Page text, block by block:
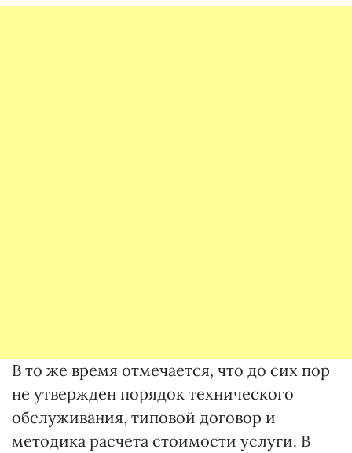
В то же время отмечается, что до сих пор
не утвержден порядок технического
обслуживания, типовой договор и
методика расчета стоимости услуги. В